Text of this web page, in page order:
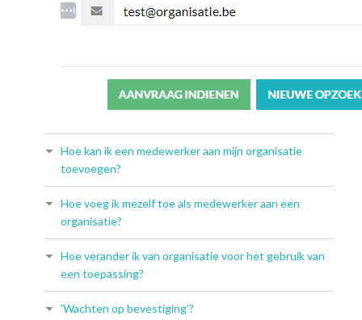
Hoe kan ik een medewerker aan mijn organisatie
toevoegen?
Hoe voeg ik mezelf toe als medewerker aan een
organisatie?
Hoe verander ik van organisatie voor het gebruik van
een toepassing?
'Wachten op bevestiging'?